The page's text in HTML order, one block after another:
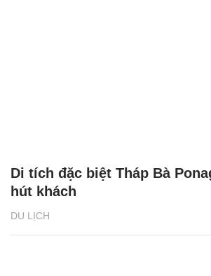
DU LỊCH
Di tích đặc biệt Tháp Bà
hút khách